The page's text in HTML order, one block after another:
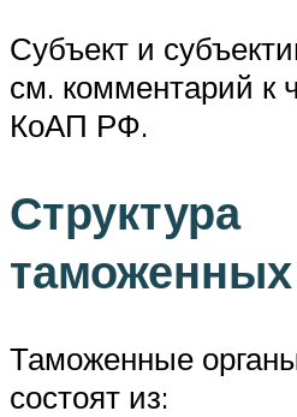
Субъект и
см. комментарий к
КоАП РФ.
Структура
Таможенные
состоят из: